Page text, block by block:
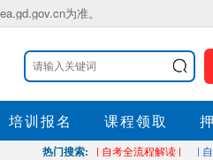
为准。
培训报名 课程领取
热门搜索: | 自考全流程解读 |
|